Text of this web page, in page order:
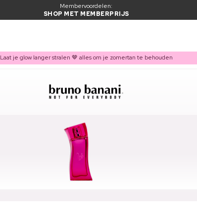
Membervoordelen:
SHOP MET MEMBERPRIJS
Laat je glow langer stralen 🤎 alles om je zomertan te behouden